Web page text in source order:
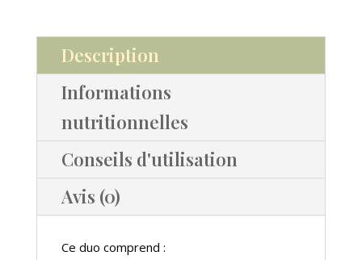
Description
Informations
nutritionnelles
Conseils d'utilisation
Avis (0)
Ce duo comprend :